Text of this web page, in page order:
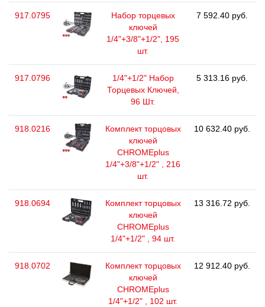
917.0795
Набор торцевых
ключей
1/4"+3/8"+1/2", 195
шт.
7 592.40 руб.
917.0796
1/4"+1/2" Набор
Торцевых Ключей,
96 Шт.
5 313.16 руб.
918.0216
Комплект торцовых
ключей
CHROMEplus
1/4"+3/8"+1/2" , 216
шт.
10 632.40 руб.
918.0694
Комплект торцовых
ключей
CHROMEplus
1/4"+1/2" , 94 шт.
13 316.72 руб.
918.0702
Комплект торцовых
ключей
CHROMEplus
1/4"+1/2" , 102 шт.
12 912.40 руб.